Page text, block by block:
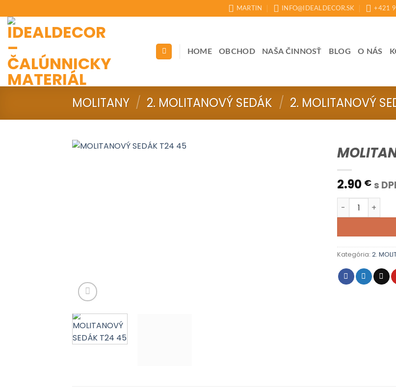
to
content
MARTIN INFO@IDEALDECOR.SK +421
HOME OBCHOD NAŠA ČINNOSŤ BLOG O NÁS
MOLITANY / 2. MOLITANOVÝ SEDÁK / 2. MOLITANOVÝ
2.90 € s
množstvo
Kategória: 2.